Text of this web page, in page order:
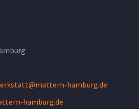
hamburg.de
hamburg.de